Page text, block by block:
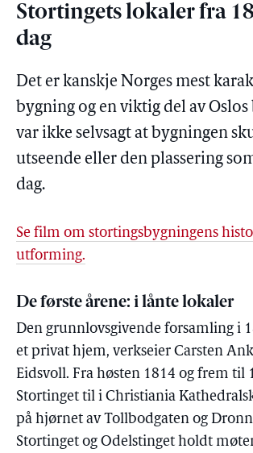
Stortingets lokaler fra
dag
Det er kanskje Norges mest
bygning og en viktig del av
var ikke selvsagt at bygningen
utseende eller den plassering
dag.
Se film om stortingsbygningens
utforming.
De første årene: i lånte lokaler
Den grunnlovsgivende forsamling i
et privat hjem, verkseier Carsten
Eidsvoll. Fra høsten 1814 og frem til
Stortinget til i Christiania
på hjørnet av Tollbodgaten og
Stortinget og Odelstinget holdt